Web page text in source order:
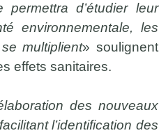
permettra d’étudier leur
environnementale, les
multiplient» soulignent
effets sanitaires.
des nouveaux
l’identification des